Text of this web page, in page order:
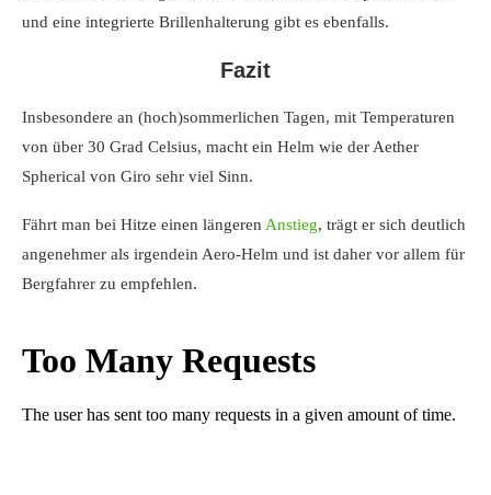
und eine integrierte Brillenhalterung gibt es ebenfalls.
Fazit
Insbesondere an (hoch)sommerlichen Tagen, mit Temperaturen
von über 30 Grad Celsius, macht ein Helm wie der Aether
Spherical von Giro sehr viel Sinn.
Fährt man bei Hitze einen längeren Anstieg, trägt er sich deutlich
angenehmer als irgendein Aero-Helm und ist daher vor allem für
Bergfahrer zu empfehlen.